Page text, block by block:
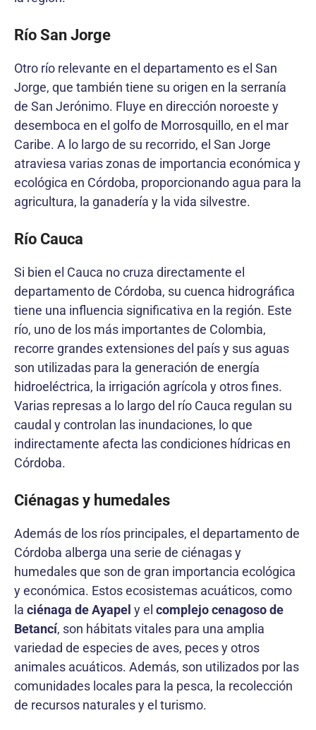
Río San Jorge
Otro río relevante en el departamento es el San
Jorge, que también tiene su origen en la serranía
de San Jerónimo. Fluye en dirección noroeste y
desemboca en el golfo de Morrosquillo, en el mar
Caribe. A lo largo de su recorrido, el San Jorge
atraviesa varias zonas de importancia económica y
ecológica en Córdoba, proporcionando agua para la
agricultura, la ganadería y la vida silvestre.
Río Cauca
Si bien el Cauca no cruza directamente el
departamento de Córdoba, su cuenca hidrográfica
tiene una influencia significativa en la región. Este
río, uno de los más importantes de Colombia,
recorre grandes extensiones del país y sus aguas
son utilizadas para la generación de energía
hidroeléctrica, la irrigación agrícola y otros fines.
Varias represas a lo largo del río Cauca regulan su
caudal y controlan las inundaciones, lo que
indirectamente afecta las condiciones hídricas en
Córdoba.
Ciénagas y humedales
Además de los ríos principales, el departamento de
Córdoba alberga una serie de ciénagas y
humedales que son de gran importancia ecológica
y económica. Estos ecosistemas acuáticos, como
la ciénaga de Ayapel y el complejo cenagoso de
Betancí, son hábitats vitales para una amplia
variedad de especies de aves, peces y otros
animales acuáticos. Además, son utilizados por las
comunidades locales para la pesca, la recolección
de recursos naturales y el turismo.